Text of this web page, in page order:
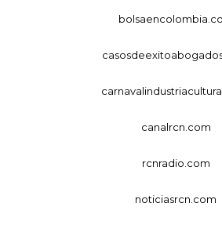
canalrcn.com
rcnradio.com
noticiasrcn.com